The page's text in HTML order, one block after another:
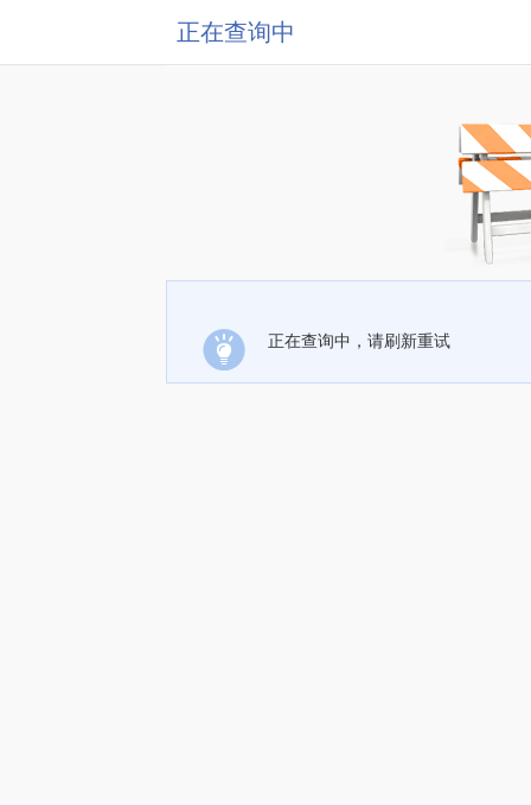
正在查询中
正在查询中，请刷新重试